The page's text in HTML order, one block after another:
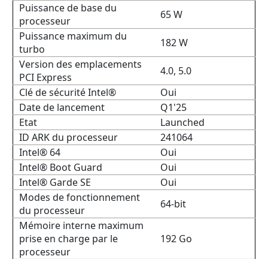
Puissance de base du
processeur
65 W
Puissance maximum du
turbo
182 W
Version des emplacements
PCI Express
4.0, 5.0
Clé de sécurité Intel®
Oui
Date de lancement
Q1'25
Etat
Launched
ID ARK du processeur
241064
Intel® 64
Oui
Intel® Boot Guard
Oui
Intel® Garde SE
Oui
Modes de fonctionnement
du processeur
64-bit
Mémoire interne maximum
prise en charge par le
processeur
192 Go